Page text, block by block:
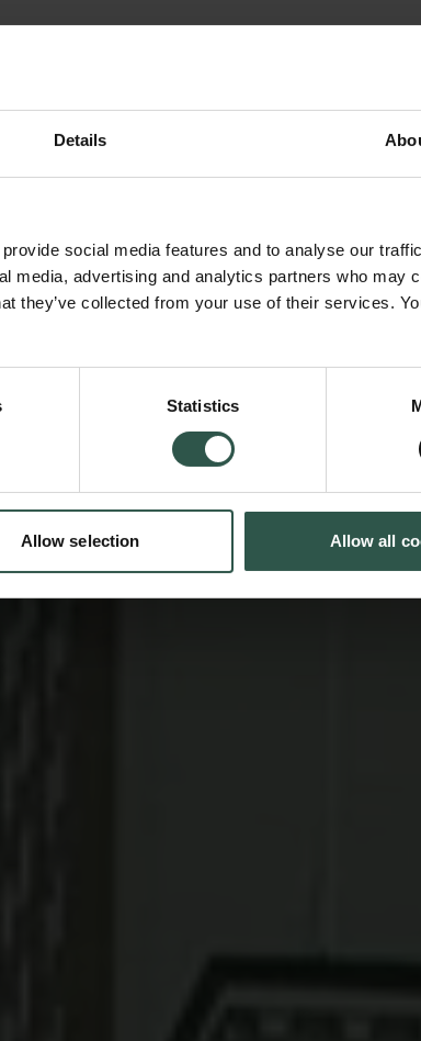
Details
social media features and to analyse our
media, advertising and analytics partners who may
they’ve collected from your use of their services.
Statistics
Allow selection Allow all
tog til University of California, Los
og jeg oplevede her, at
på en helt anden måde, end jeg var
Udover at læse pensum
og sjovt, så jeg knoklede
amerikansk praksis først ind i et
tage en master og så derefter i gang